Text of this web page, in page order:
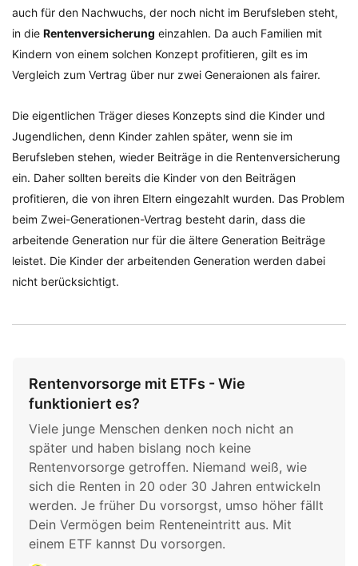
auch für den Nachwuchs, der noch nicht im Berufsleben steht,
in die Rentenversicherung einzahlen. Da auch Familien mit
Kindern von einem solchen Konzept profitieren, gilt es im
Vergleich zum Vertrag über nur zwei Generaionen als fairer.
Die eigentlichen Träger dieses Konzepts sind die Kinder und
Jugendlichen, denn Kinder zahlen später, wenn sie im
Berufsleben stehen, wieder Beiträge in die Rentenversicherung
ein. Daher sollten bereits die Kinder von den Beiträgen
profitieren, die von ihren Eltern eingezahlt wurden. Das Problem
beim Zwei-Generationen-Vertrag besteht darin, dass die
arbeitende Generation nur für die ältere Generation Beiträge
leistet. Die Kinder der arbeitenden Generation werden dabei
nicht berücksichtigt.
Rentenvorsorge mit ETFs - Wie
funktioniert es?
Viele junge Menschen denken noch nicht an
später und haben bislang noch keine
Rentenvorsorge getroffen. Niemand weiß, wie
sich die Renten in 20 oder 30 Jahren entwickeln
werden. Je früher Du vorsorgst, umso höher fällt
Dein Vermögen beim Renteneintritt aus. Mit
einem ETF kannst Du vorsorgen.